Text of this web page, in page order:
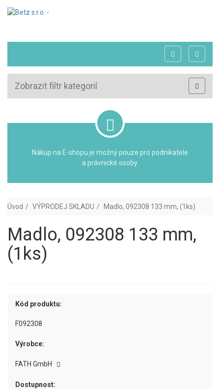
Zobrazit filtr kategorií
Nákup na E-shopu je možný pouze pro podnikatele
a právnické osoby.
Úvod VÝPRODEJ SKLADU Madlo, 092308 133 mm, (1ks)
Madlo, 092308 133 mm,
(1ks)
Kód produktu:
F092308
Výrobce:
FATH GmbH
Dostupnost: